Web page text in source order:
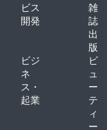
ビス
開発
雑
誌
出
版
ビジ
ネ
ス・
起業
ビ
ュ
ー
テ
ィ
ー